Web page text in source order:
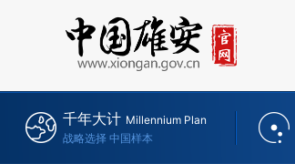
千年大计 Millennium Plan
战略选择 中国样本